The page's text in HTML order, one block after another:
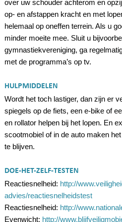
over uw schouder achterom en
op- en afstappen kracht en met
helemaal op oneffen terrein. Als u
minder moeite mee. Sluit u
gymnastiekvereniging, ga
met de programma’s op tv.
HULPMIDDELEN
Wordt het toch lastiger, dan zijn er
spiegels op de fiets, een e-bike of
en rollator helpen bij het lopen. En
scootmobiel of in de auto maken
te blijven.
DOE-HET-ZELF-TESTEN
Reactiesnelheid: http://
advies/reactiesnelheidstest
Reactiesnelheid: http://
Evenwicht: http://